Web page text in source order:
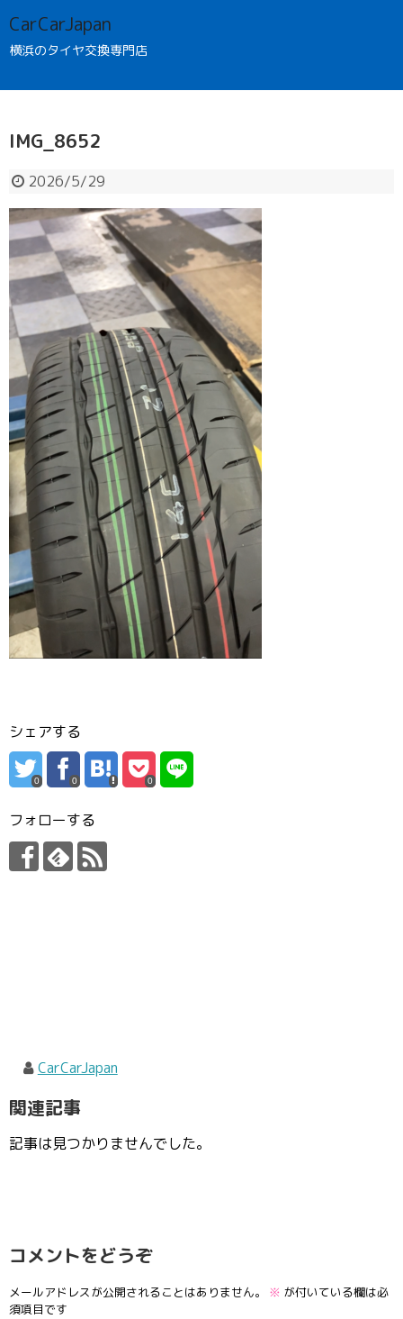
CarCarJapan
横浜のタイヤ交換専門店
IMG_8652
2026/5/29
シェアする
0 0 0
フォローする
CarCarJapan
関連記事
記事は見つかりませんでした。
コメントをどうぞ
メールアドレスが公開されることはありません。 ※ が付いている欄は必
須項目です